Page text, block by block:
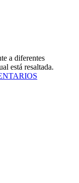
a diferentes
está resaltada.